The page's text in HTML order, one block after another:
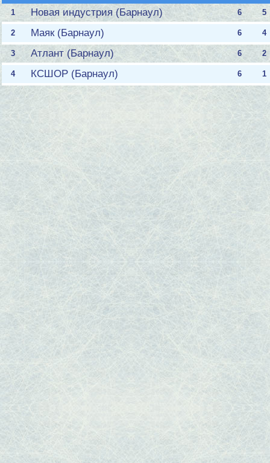
1 Новая индустрия (Барнаул) 6 5
2 Маяк (Барнаул) 6 4
3 Атлант (Барнаул) 6 2
4 КСШОР (Барнаул) 6 1